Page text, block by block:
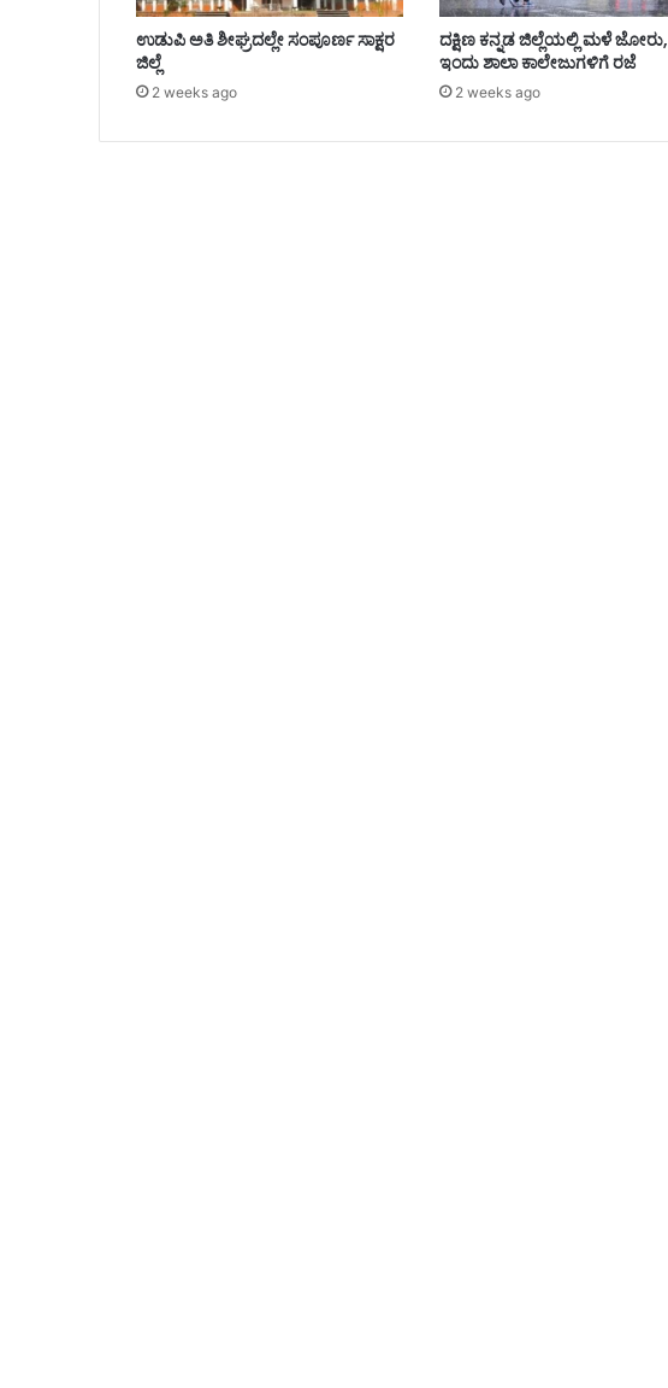
ಉಡುಪಿ ಅತಿ ಶೀಘ್ರದಲ್ಲೇ ಸಂಪೂರ್ಣ ಸಾಕ್ಷರ
ಜಿಲ್ಲೆ
2 weeks ago
ದಕ್ಷಿಣ ಕನ್ನಡ ಜಿಲ್ಲೆಯಲ್ಲಿ ಮಳೆ ಜೋರು,
ಇಂದು ಶಾಲಾ ಕಾಲೇಜುಗಳಿಗೆ ರಜೆ
2 weeks ago